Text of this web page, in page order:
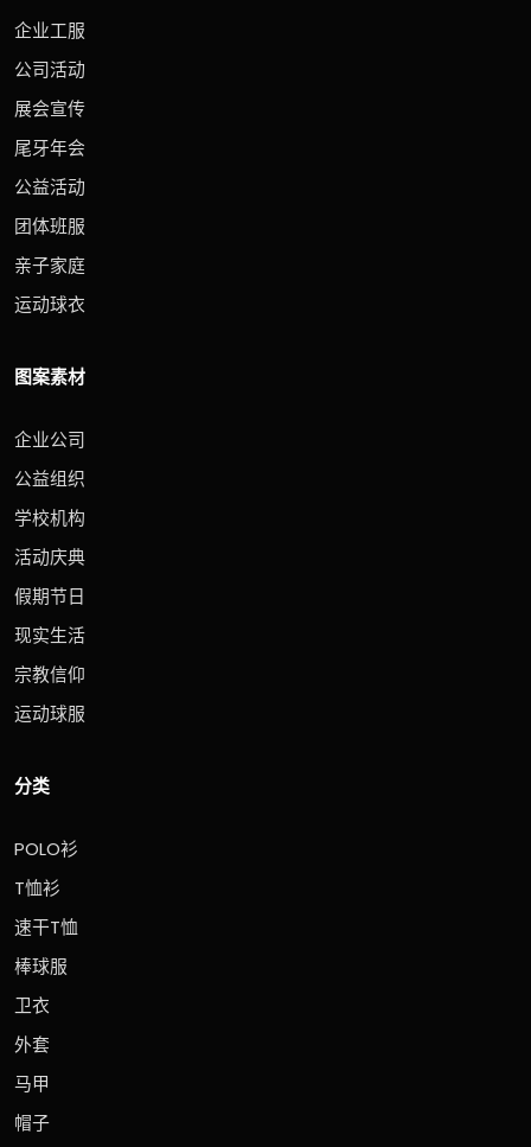
企业工服
公司活动
展会宣传
尾牙年会
公益活动
团体班服
亲子家庭
运动球衣
图案素材
企业公司
公益组织
学校机构
活动庆典
假期节日
现实生活
宗教信仰
运动球服
分类
POLO衫
T恤衫
速干T恤
棒球服
卫衣
外套
马甲
帽子